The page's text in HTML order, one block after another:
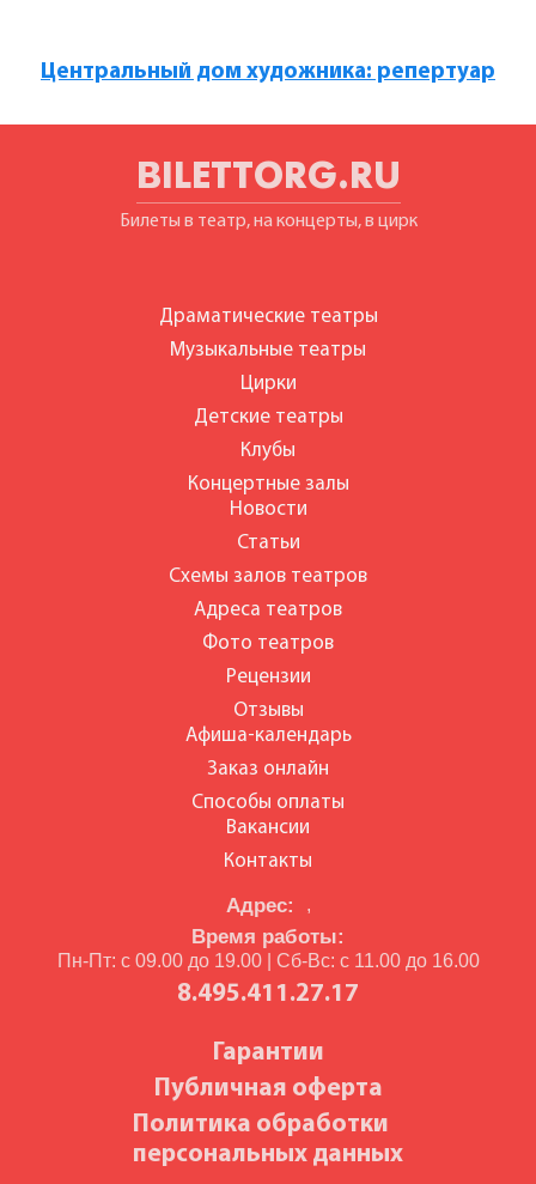
Центральный дом художника: репертуар
BILETTORG.RU
Билеты в театр, на концерты, в цирк
Адрес: ,
Время работы:
Пн-Пт: с 09.00 до 19.00 | Сб-Вс: с 11.00 до 16.00
8.495.411.27.17
Гарантии
Публичная оферта
Политика обработки
персональных данных
Драматические театры
Музыкальные театры
Цирки
Детские театры
Клубы
Концертные залы
Новости
Статьи
Схемы залов театров
Адреса театров
Фото театров
Рецензии
Отзывы
Афиша-календарь
Заказ онлайн
Способы оплаты
Вакансии
Контакты